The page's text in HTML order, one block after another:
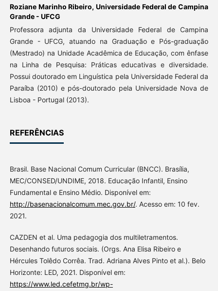
Roziane Marinho Ribeiro, Universidade Federal de Campina
Grande - UFCG
Professora adjunta da Universidade Federal de Campina
Grande - UFCG, atuando na Graduação e Pós-graduação
(Mestrado) na Unidade Acadêmica de Educação, com ênfase
na Linha de Pesquisa: Práticas educativas e diversidade.
Possui doutorado em Linguística pela Universidade Federal da
Paraíba (2010) e pós-doutorado pela Universidade Nova de
Lisboa - Portugal (2013).
REFERÊNCIAS
Brasil. Base Nacional Comum Curricular (BNCC). Brasília,
MEC/CONSED/UNDIME, 2018. Educação Infantil, Ensino
Fundamental e Ensino Médio. Disponível em:
http://basenacionalcomum.mec.gov.br/. Acesso em: 10 fev.
2021.
CAZDEN et al. Uma pedagogia dos multiletramentos.
Desenhando futuros sociais. (Orgs. Ana Elisa Ribeiro e
Hércules Tolêdo Corrêa. Trad. Adriana Alves Pinto et al.). Belo
Horizonte: LED, 2021. Disponível em:
https://www.led.cefetmg.br/wp-